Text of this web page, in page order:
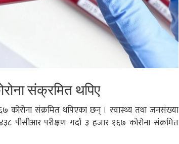
संक्रमित थपिए
कोरोना संक्रमित थपिएका छन् । स्वास्थ्य तथा जनसंख्या
पीसीआर परीक्षण गर्दा ३ हजार १६७ कोरोना संक्रमित